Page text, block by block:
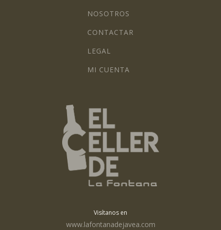
NOSOTROS
CONTACTAR
LEGAL
MI CUENTA
Visítanos en
www.lafontanadejavea.com